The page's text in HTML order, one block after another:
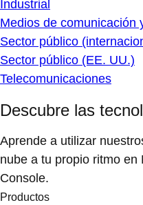
Industrial
Medios de comunicación
Sector público
Sector público (EE. UU.)
Telecomunicaciones
Descubre las
Aprende a utilizar
nube a tu propio ritmo
Console.
Productos